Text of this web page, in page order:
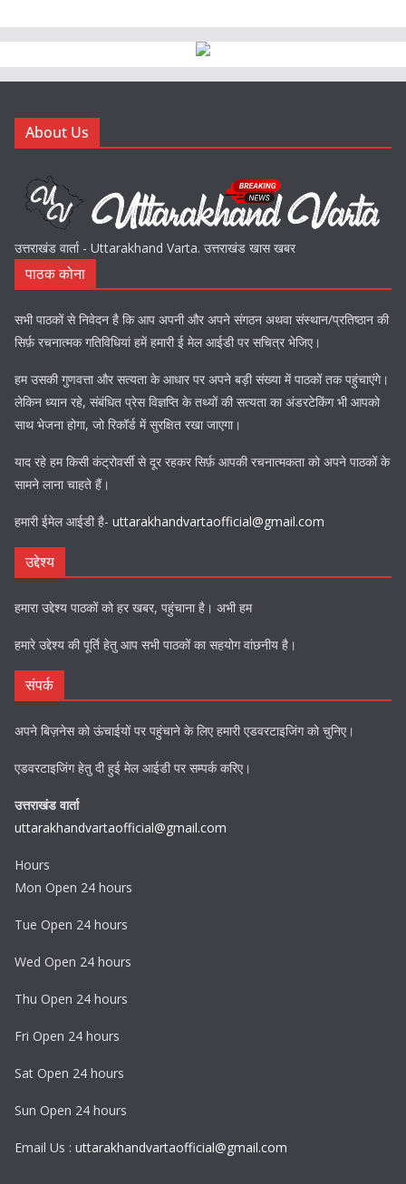
About Us
उत्तराखंड वार्ता - Uttarakhand Varta. उत्तराखंड खास खबर
पाठक कोना
सभी पाठकों से निवेदन है कि आप अपनी और अपने संगठन अथवा संस्थान/प्रतिष्ठान की
सिर्फ़ रचनात्मक गतिविधियां हमें हमारी ई मेल आईडी पर सचित्र भेजिए।
हम उसकी गुणवत्ता और सत्यता के आधार पर अपने बड़ी संख्या में पाठकों तक पहुंचाएंगे।
लेकिन ध्यान रहे, संबंधित प्रेस विज्ञप्ति के तथ्यों की सत्यता का अंडरटेकिंग भी आपको
साथ भेजना होगा, जो रिकॉर्ड में सुरक्षित रखा जाएगा।
याद रहे हम किसी कंट्रोवर्सी से दूर रहकर सिर्फ़ आपकी रचनात्मकता को अपने पाठकों के
सामने लाना चाहते हैं।
हमारी ईमेल आईडी है- uttarakhandvartaofficial@gmail.com
उद्देश्य
हमारा उद्देश्य पाठकों को हर खबर, पहुंचाना है। अभी हम
हमारे उद्देश्य की पूर्ति हेतु आप सभी पाठकों का सहयोग वांछनीय है।
संपर्क
अपने बिज़नेस को ऊंचाईयों पर पहुंचाने के लिए हमारी एडवरटाइजिंग को चुनिए।
एडवरटाइजिंग हेतु दी हुई मेल आईडी पर सम्पर्क करिए।
उत्तराखंड वार्ता
uttarakhandvartaofficial@gmail.com
Hours
Mon Open 24 hours
Tue Open 24 hours
Wed Open 24 hours
Thu Open 24 hours
Fri Open 24 hours
Sat Open 24 hours
Sun Open 24 hours
Email Us : uttarakhandvartaofficial@gmail.com